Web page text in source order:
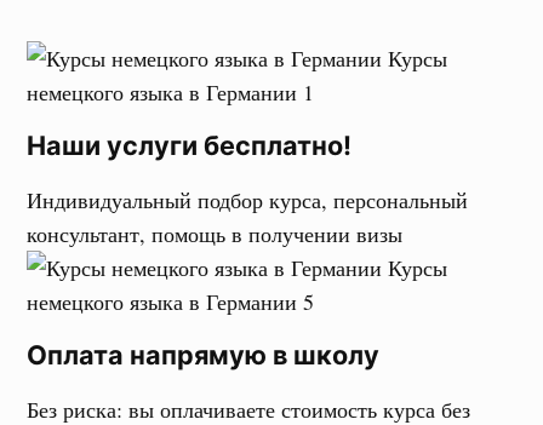
Наши услуги бесплатно!
Индивидуальный подбор курса, персональный
консультант, помощь в получении визы
Оплата напрямую в школу
Без риска: вы оплачиваете стоимость курса без